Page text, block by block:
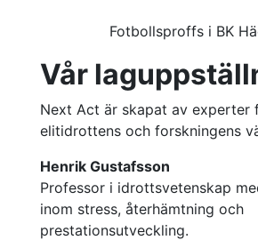
Fotbollsproffs i BK
Vår
Next Act är skapat av experter
elitidrottens och forskningens
Henrik Gustafsson
Professor i idrottsvetenskap
inom stress, återhämtning och
prestationsutveckling.